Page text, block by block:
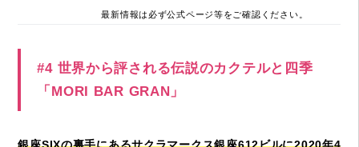
最新情報は必ず公式ページ等をご確認ください。
#4 世界から評される伝説のカクテルと四季
「MORI BAR GRAN」